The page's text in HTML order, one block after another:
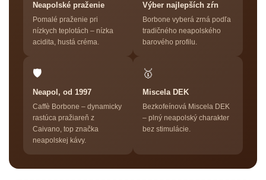
Neapolské praženie
Pomalé praženie pri
nízkych teplotách – nízka
acidita, hustá créma.
Výber najlepších zŕn
Borbone vyberá zrná podľa
tradičného neapolského
barového profilu.
🛡
Neapol, od 1997
Caffè Borbone – dynamicky
rastúca pražiareň z
Caivano, top značka
neapolskej kávy.
🥇
Miscela DEK
Bezkofeínová Miscela DEK
– plný neapolský charakter
bez stimulácie.